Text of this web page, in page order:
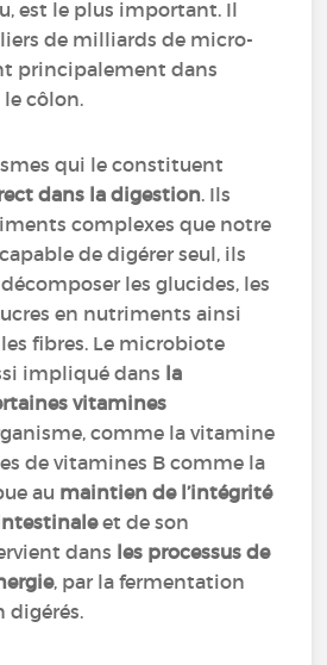
est le plus important. Il
de milliards de micro-
principalement dans
côlon.
qui le constituent
dans la digestion. Ils
complexes que notre
de digérer seul, ils
les glucides, les
en nutriments ainsi
fibres. Le microbiote
impliqué dans la
vitamines
comme la vitamine
de vitamines B comme la
au maintien de l’intégrité
et de son
dans les processus de
, par la fermentation
digérés.